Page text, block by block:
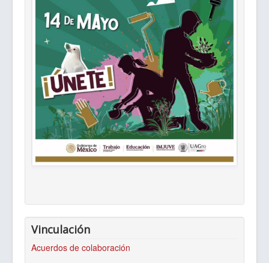
Vinculación
Acuerdos de colaboración